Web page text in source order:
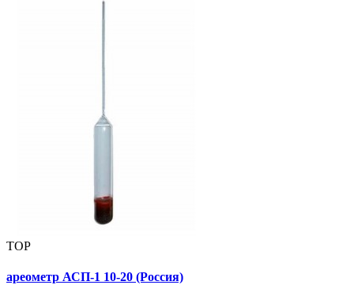
TOP
ареометр АСП-1 10-20 (Россия)